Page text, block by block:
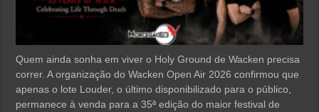
Quem ainda sonha em viver o Holy Ground de Wacken precisa
correr. A organização do Wacken Open Air 2026 confirmou que
apenas o lote Louder, o último disponibilizado para o público,
permanece à venda para a 35ª edição do maior festival de